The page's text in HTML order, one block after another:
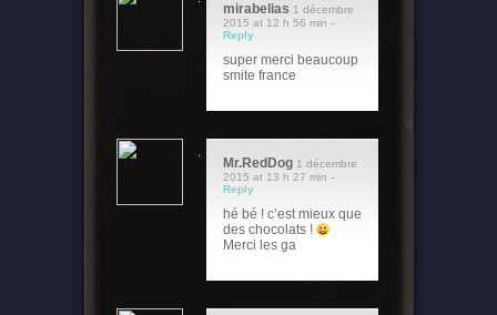
mirabelias 1 décembre
2015 at 12 h 56 min -
Reply
super merci beaucoup
smite france
Mr.RedDog 1 décembre
2015 at 13 h 27 min -
Reply
hé bé ! c’est mieux que
des chocolats !
Merci les ga